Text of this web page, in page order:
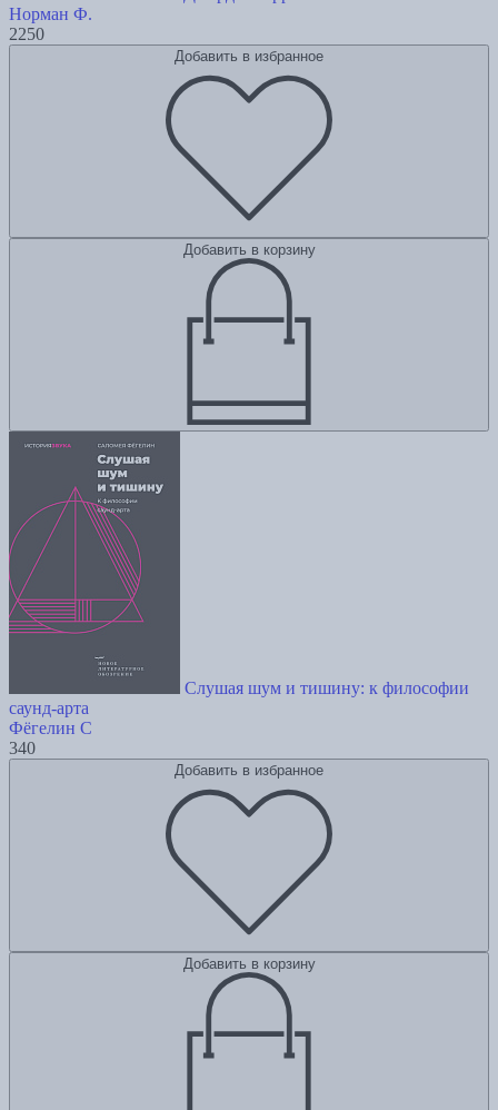
Норман Ф.
2250
Добавить в избранное
Добавить в корзину
Слушая шум и тишину: к философии
саунд-арта
Фёгелин С
340
Добавить в избранное
Добавить в корзину